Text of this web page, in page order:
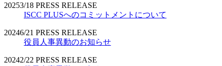
20253/18 PRESS RELEASE
ISCC PLUSへのコミットメントについて
20246/21 PRESS RELEASE
役員人事異動のお知らせ
20242/22 PRESS RELEASE